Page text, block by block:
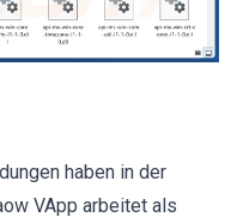
haben in der
VApp arbeitet als